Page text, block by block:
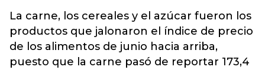
La carne, los cereales y el azúcar fueron los
productos que jalonaron el índice de precio
de los alimentos de junio hacia arriba,
puesto que la carne pasó de reportar 173,4